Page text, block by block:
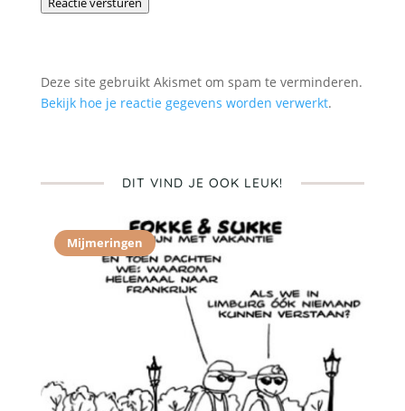
Deze site gebruikt Akismet om spam te verminderen.
Bekijk hoe je reactie gegevens worden verwerkt.
DIT VIND JE OOK LEUK!
Mijmeringen